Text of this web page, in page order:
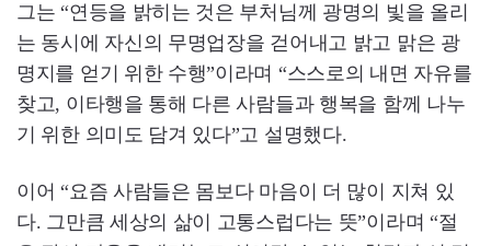
그는 “연등을 밝히는 것은 부처님께 광명의 빛을 올리
는 동시에 자신의 무명업장을 걷어내고 밝고 맑은 광
명지를 얻기 위한 수행”이라며 “스스로의 내면 자유를
찾고, 이타행을 통해 다른 사람들과 행복을 함께 나누
기 위한 의미도 담겨 있다”고 설명했다.
이어 “요즘 사람들은 몸보다 마음이 더 많이 지쳐 있
다. 그만큼 세상의 삶이 고통스럽다는 뜻”이라며 “절